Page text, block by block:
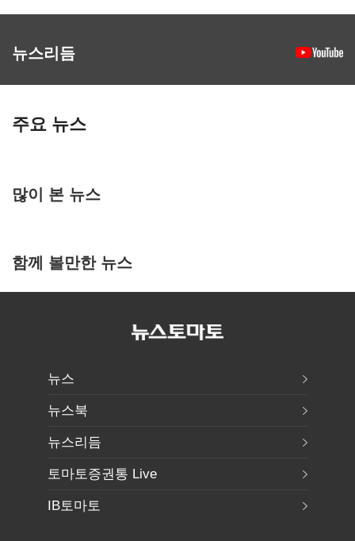
뉴스리듬
주요 뉴스
많이 본 뉴스
함께 볼만한 뉴스
뉴스
뉴스북
뉴스리듬
토마토증권통 Live
IB토마토